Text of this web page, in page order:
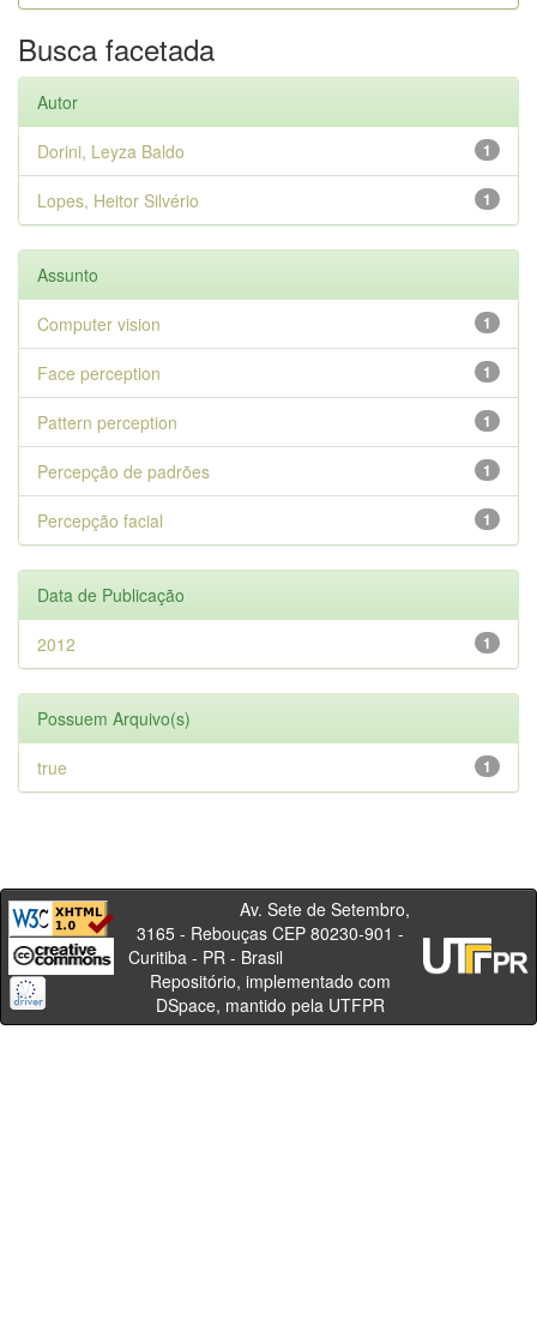
Busca facetada
Autor
1
Dorini, Leyza Baldo
1
Lopes, Heitor Silvério
Assunto
1
Computer vision
1
Face perception
1
Pattern perception
1
Percepção de padrões
1
Percepção facial
Data de Publicação
1
2012
Possuem Arquivo(s)
1
true
Av. Sete de Setembro,
3165 - Rebouças CEP 80230-901 -
Curitiba - PR - Brasil
Repositório, implementado com
DSpace, mantido pela UTFPR